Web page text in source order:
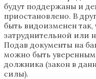
будут поддержаны и
приостановлено. В
быть видоизменен так,
затруднительной или
Подав документы на
можно быть
должника (закон в
силы).